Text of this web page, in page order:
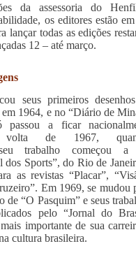
da assessoria do
os editores estão
lançar todas as edições
12 – até março.
seus primeiros
1964, e no “Diário de
a ficar
volta de 1967,
seu trabalho começou a
dos Sports”, do Rio de
as revistas “Placar”,
Em 1969, se mudou
de “O Pasquim” e seus
pelo “Jornal do
importante de sua
cultura brasileira.